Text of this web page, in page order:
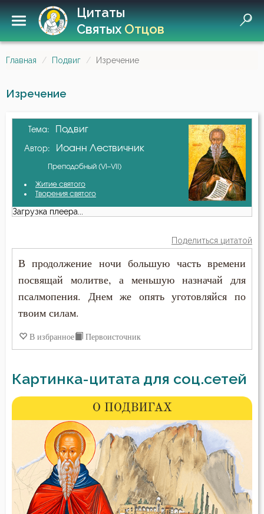
Цитаты
СвятыхОтцов
Главная Подвиг Изречение
Изречение
Тема: Подвиг
Автор: Иоанн Лествичник
Преподобный (VI–VII)
Житие святого
Творения святого
Загрузка плеера...
Поделиться цитатой
В продолжение ночи большую часть времени
посвящай молитве, а меньшую назначай для
псалмопения. Днем же опять уготовляйся по
твоим силам.
В избранное Первоисточник
Картинка-цитата для соц.сетей